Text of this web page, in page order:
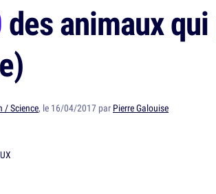
des animaux
/ Science, le 16/04/2017 par Pierre Galouise